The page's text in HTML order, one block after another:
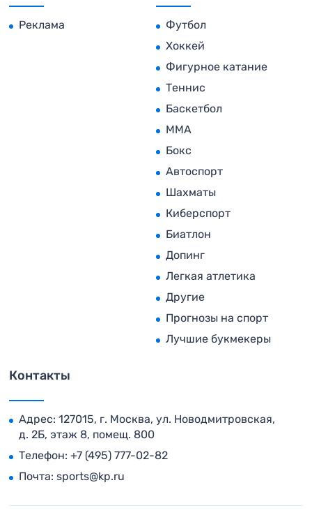
Реклама
Футбол
Хоккей
Фигурное катание
Теннис
Баскетбол
MMA
Бокс
Автоспорт
Шахматы
Киберспорт
Биатлон
Допинг
Легкая атлетика
Другие
Прогнозы на спорт
Лучшие букмекеры
Контакты
Адрес: 127015, г. Москва, ул. Новодмитровская,
д. 2Б, этаж 8, помещ. 800
Телефон: +7 (495) 777-02-82
Почта: sports@kp.ru